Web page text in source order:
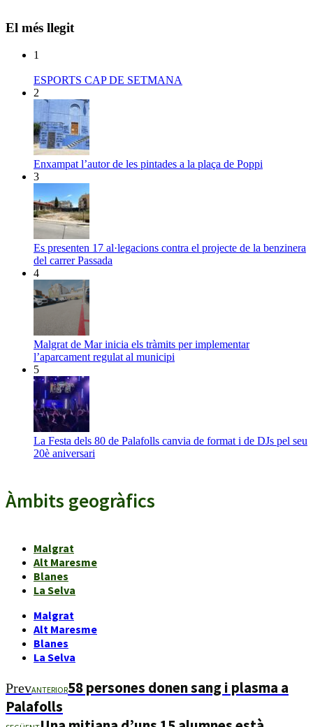
El més llegit
1
ESPORTS CAP DE SETMANA
2
Enxampat l’autor de les pintades a la plaça de Poppi
3
Es presenten 17 al·legacions contra el projecte de la benzinera
del carrer Passada
4
Malgrat de Mar inicia els tràmits per implementar
l’aparcament regulat al municipi
5
La Festa dels 80 de Palafolls canvia de format i de DJs pel seu
20è aniversari
Àmbits geogràfics
Malgrat
Alt Maresme
Blanes
La Selva
Malgrat
Alt Maresme
Blanes
La Selva
PrevANTERIOR58 persones donen sang i plasma a
Palafolls